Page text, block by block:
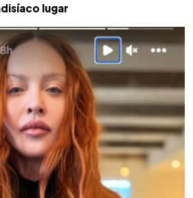
lugar